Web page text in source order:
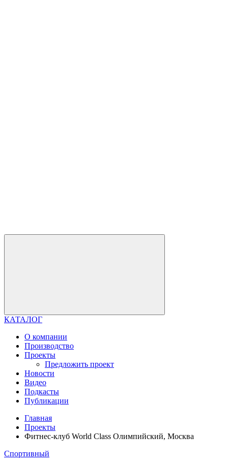
КАТАЛОГ
О компании
Производство
Проекты
Предложить проект
Новости
Видео
Подкасты
Публикации
Главная
Проекты
Фитнес-клуб World Class Олимпийский, Москва
Спортивный